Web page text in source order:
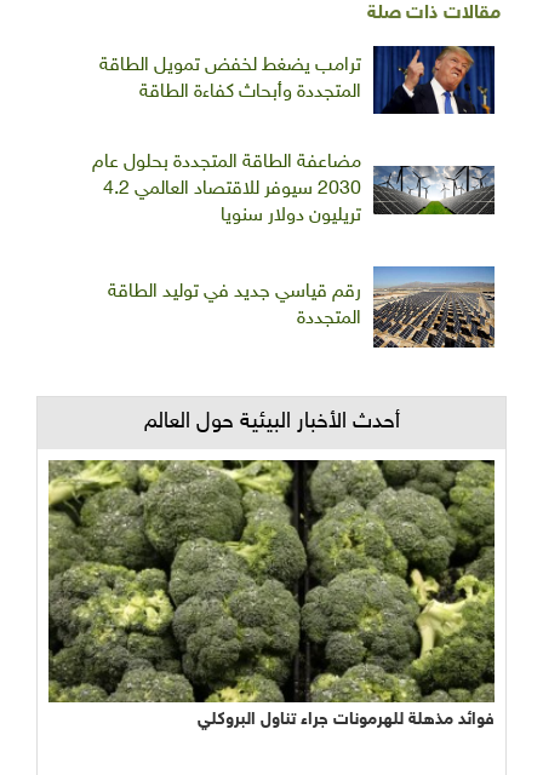
مقالات ذات صلة
ترامب يضغط لخفض تمويل الطاقة
المتجددة وأبحاث كفاءة الطاقة
مضاعفة الطاقة المتجددة بحلول عام
2030 سيوفر للاقتصاد العالمي 4.2
تريليون دولار سنويا
رقم قياسي جديد في توليد الطاقة
المتجددة
أحدث الأخبار البيئية حول العالم
فوائد مذهلة للهرمونات جراء تناول البروكلي